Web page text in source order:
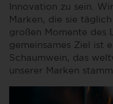
Innovation zu sein.
Marken, die sie
großen Momente des
gemeinsames Ziel ist
Schaumwein, das
unserer Marken